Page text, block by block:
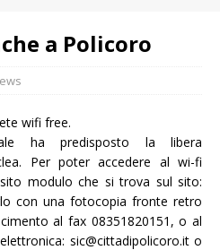
a Policoro
wifi free.
ha predisposto la libera
Per poter accedere al wi-fi
modulo che si trova sul sito:
con una fotocopia fronte retro
al fax 08351820151, o al
sic@cittadipolicoro.it o